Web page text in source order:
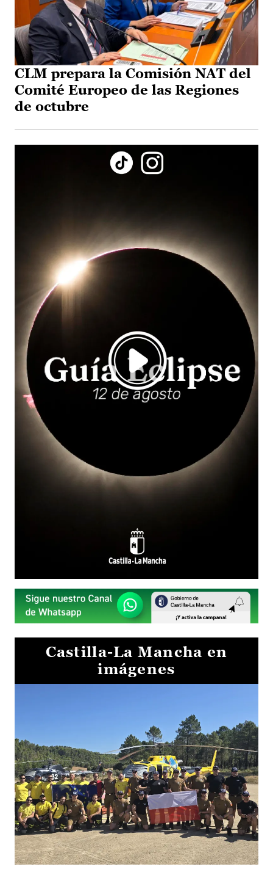
CLM prepara la Comisión NAT del
Comité Europeo de las Regiones
de octubre
Castilla-La Mancha en
imágenes